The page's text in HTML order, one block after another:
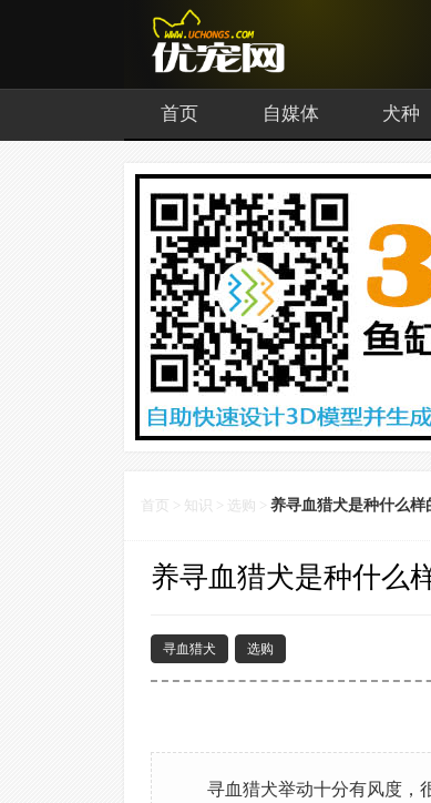
首页 自媒体 犬种
首页 知识 选购 养寻血猎犬是种什么样
养寻血猎犬是种什么
寻血猎犬 选购
寻血猎犬举动十分有风度，